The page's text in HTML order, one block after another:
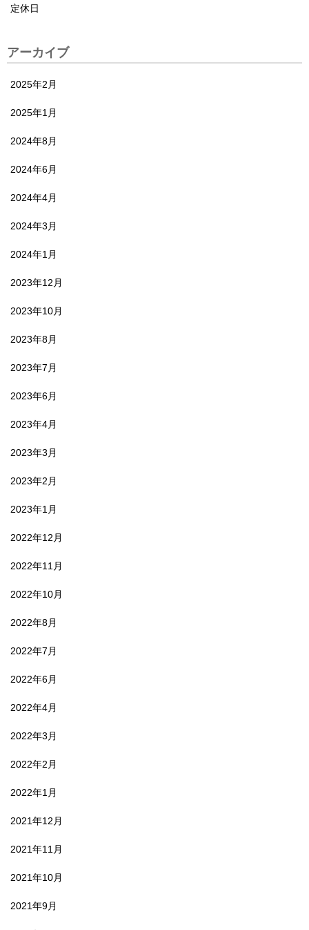
定休日
アーカイブ
2025年2月
2025年1月
2024年8月
2024年6月
2024年4月
2024年3月
2024年1月
2023年12月
2023年10月
2023年8月
2023年7月
2023年6月
2023年4月
2023年3月
2023年2月
2023年1月
2022年12月
2022年11月
2022年10月
2022年8月
2022年7月
2022年6月
2022年4月
2022年3月
2022年2月
2022年1月
2021年12月
2021年11月
2021年10月
2021年9月